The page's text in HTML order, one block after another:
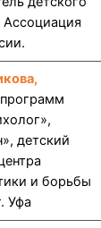
Ассоциация
детский
и борьбы
Уфа